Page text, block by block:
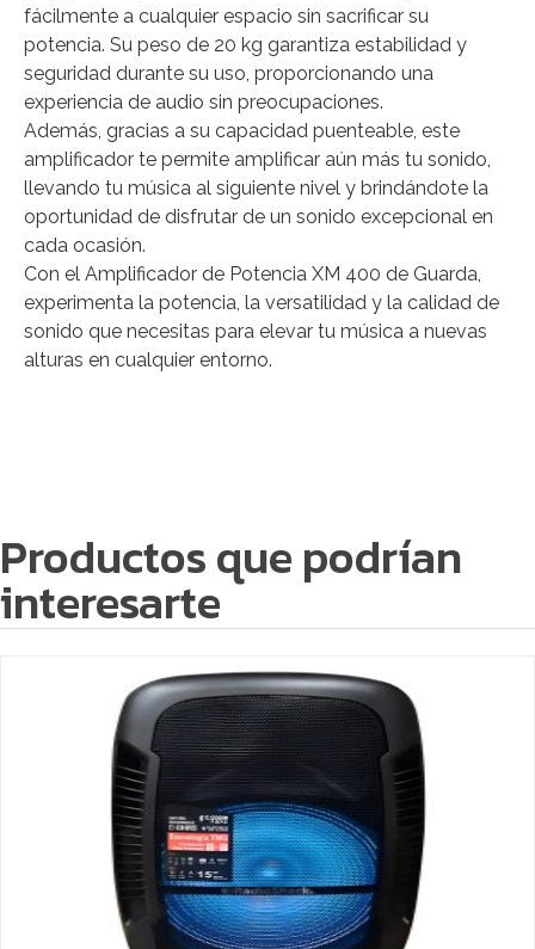
fácilmente a cualquier espacio sin sacrificar su
potencia. Su peso de 20 kg garantiza estabilidad y
seguridad durante su uso, proporcionando una
experiencia de audio sin preocupaciones.
Además, gracias a su capacidad puenteable, este
amplificador te permite amplificar aún más tu sonido,
llevando tu música al siguiente nivel y brindándote la
oportunidad de disfrutar de un sonido excepcional en
cada ocasión.
Con el Amplificador de Potencia XM 400 de Guarda,
experimenta la potencia, la versatilidad y la calidad de
sonido que necesitas para elevar tu música a nuevas
alturas en cualquier entorno.
Productos que podrían
interesarte